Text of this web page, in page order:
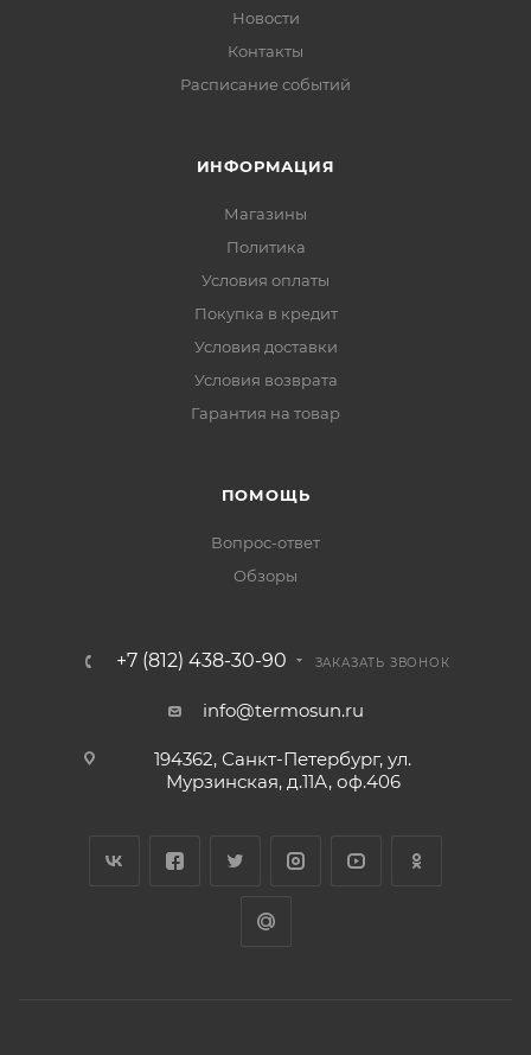
Новости
Контакты
Расписание событий
ИНФОРМАЦИЯ
Магазины
Политика
Условия оплаты
Покупка в кредит
Условия доставки
Условия возврата
Гарантия на товар
ПОМОЩЬ
Вопрос-ответ
Обзоры
+7 (812) 438-30-90 ЗАКАЗАТЬ ЗВОНОК
info@termosun.ru
194362, Санкт-Петербург, ул.
Мурзинская, д.11А, оф.406